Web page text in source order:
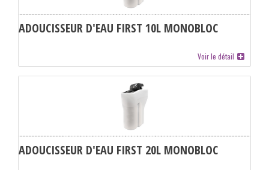
ADOUCISSEUR D'EAU FIRST 10L MONOBLOC
Voir le détail
ADOUCISSEUR D'EAU FIRST 20L MONOBLOC